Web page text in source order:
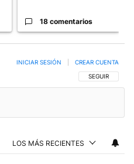
18 comentarios
SIGA ESTA
SEGUIR
INICIAR SESIÓN CREAR CUENTA
LOS MÁS RECIENTES